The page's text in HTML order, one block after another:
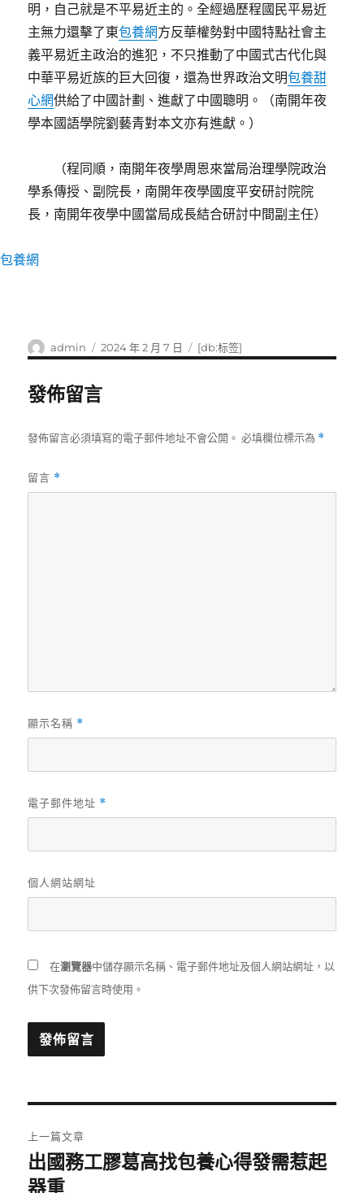
明，自己就是不平易近主的。全經過歷程國民平易近
主無力還擊了東包養網方反華權勢對中國特點社會主
義平易近主政治的進犯，不只推動了中國式古代化與
中華平易近族的巨大回復，還為世界政治文明包養甜
心網供給了中國計劃、進獻了中國聰明。（南開年夜
學本國語學院劉藝青對本文亦有進獻。）
（程同順，南開年夜學周恩來當局治理學院政治
學系傳授、副院長，南開年夜學國度平安研討院院
長，南開年夜學中國當局成長結合研討中間副主任）
包養網
作
者
admin
發
佈
2024 年 2 月 7 日
標
籤
[db:标签]
發佈留言
發佈留言必須填寫的電子郵件地址不會公開。 必填欄位標示為 *
留言 *
顯示名稱 *
電子郵件地址 *
個人網站網址
在瀏覽器中儲存顯示名稱、電子郵件地址及個人網站網址，以
供下次發佈留言時使用。
章
上一篇文章
上
一
出國務工膠葛高找包養心得發需惹起
器重